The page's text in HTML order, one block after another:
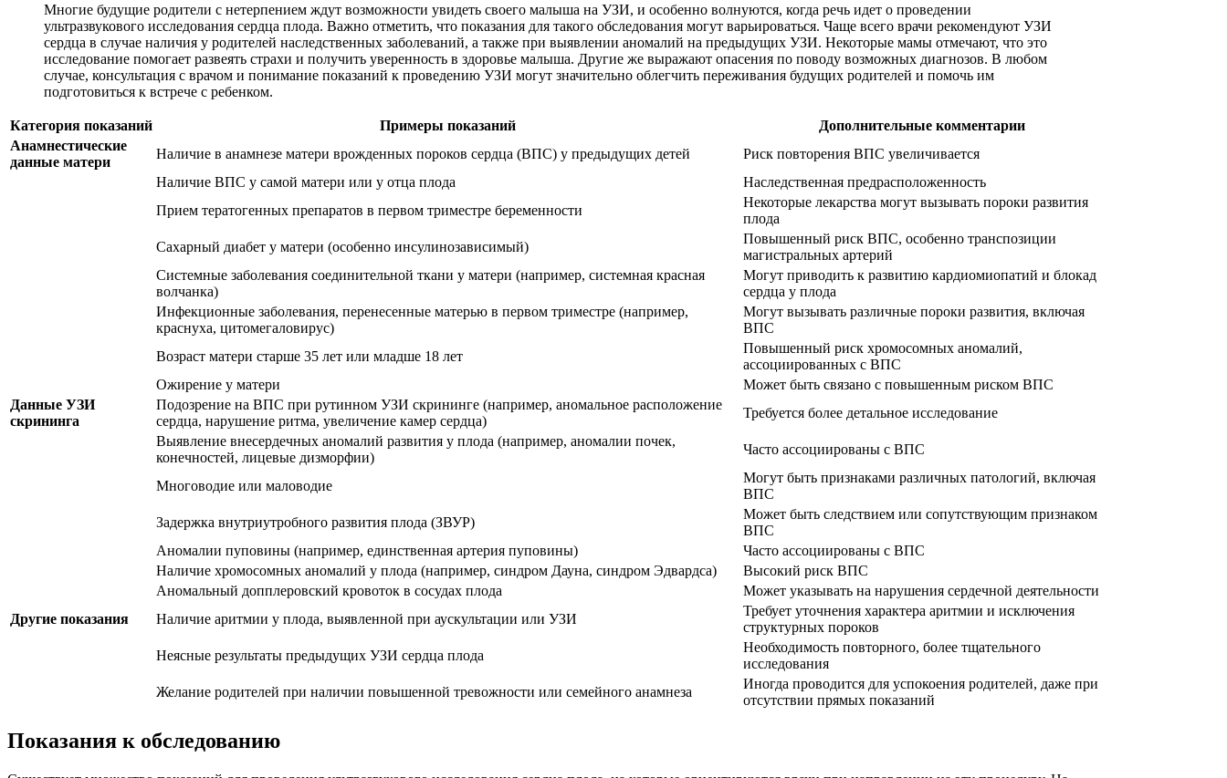
Многие будущие родители с нетерпением ждут возможности увидеть своего малыша на УЗИ, и особенно волнуются, когда речь идет о проведении
ультразвукового исследования сердца плода. Важно отметить, что показания для такого обследования могут варьироваться. Чаще всего врачи рекомендуют УЗИ
сердца в случае наличия у родителей наследственных заболеваний, а также при выявлении аномалий на предыдущих УЗИ. Некоторые мамы отмечают, что это
исследование помогает развеять страхи и получить уверенность в здоровье малыша. Другие же выражают опасения по поводу возможных диагнозов. В любом
случае, консультация с врачом и понимание показаний к проведению УЗИ могут значительно облегчить переживания будущих родителей и помочь им
подготовиться к встрече с ребенком.
Категория показаний Примеры показаний
Дополнительные комментарии
Анамнестические
данные матери
Наличие в анамнезе матери врожденных пороков сердца (ВПС) у предыдущих детей
Риск повторения ВПС увеличивается
Наличие ВПС у самой матери или у отца плода
Наследственная предрасположенность
Прием тератогенных препаратов в первом триместре беременности
Некоторые лекарства могут вызывать пороки развития
плода
Сахарный диабет у матери (особенно инсулинозависимый)
Повышенный риск ВПС, особенно транспозиции
магистральных артерий
Системные заболевания соединительной ткани у матери (например, системная красная
волчанка)
Могут приводить к развитию кардиомиопатий и блокад
сердца у плода
Инфекционные заболевания, перенесенные матерью в первом триместре (например,
краснуха, цитомегаловирус)
Могут вызывать различные пороки развития, включая
ВПС
Возраст матери старше 35 лет или младше 18 лет
Повышенный риск хромосомных аномалий,
ассоциированных с ВПС
Ожирение у матери
Может быть связано с повышенным риском ВПС
Данные УЗИ
скрининга
Подозрение на ВПС при рутинном УЗИ скрининге (например, аномальное расположение
сердца, нарушение ритма, увеличение камер сердца)
Требуется более детальное исследование
Выявление внесердечных аномалий развития у плода (например, аномалии почек,
конечностей, лицевые дизморфии)
Часто ассоциированы с ВПС
Многоводие или маловодие
Могут быть признаками различных патологий, включая
ВПС
Задержка внутриутробного развития плода (ЗВУР)
Может быть следствием или сопутствующим признаком
ВПС
Аномалии пуповины (например, единственная артерия пуповины)
Часто ассоциированы с ВПС
Наличие хромосомных аномалий у плода (например, синдром Дауна, синдром Эдвардса)
Высокий риск ВПС
Аномальный допплеровский кровоток в сосудах плода
Может указывать на нарушения сердечной деятельности
Другие показания
Наличие аритмии у плода, выявленной при аускультации или УЗИ
Требует уточнения характера аритмии и исключения
структурных пороков
Неясные результаты предыдущих УЗИ сердца плода
Необходимость повторного, более тщательного
исследования
Желание родителей при наличии повышенной тревожности или семейного анамнеза
Иногда проводится для успокоения родителей, даже при
отсутствии прямых показаний
Показания к обследованию